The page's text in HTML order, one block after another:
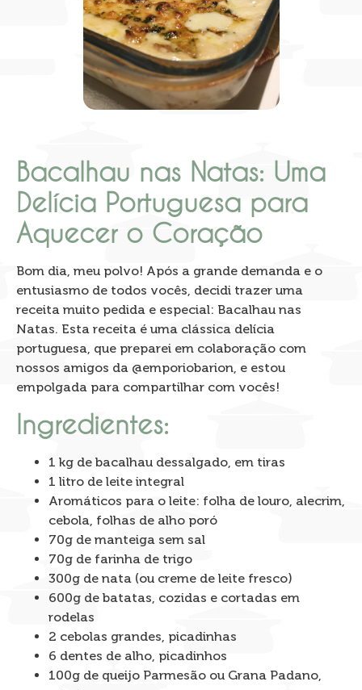
Bacalhau nas Natas: Uma
Delícia Portuguesa para
Aquecer o Coração
Bom dia, meu polvo! Após a grande demanda e o
entusiasmo de todos vocês, decidi trazer uma
receita muito pedida e especial: Bacalhau nas
Natas. Esta receita é uma clássica delícia
portuguesa, que preparei em colaboração com
nossos amigos da @emporiobarion, e estou
empolgada para compartilhar com vocês!
Ingredientes:
1 kg de bacalhau dessalgado, em tiras
1 litro de leite integral
Aromáticos para o leite: folha de louro, alecrim,
cebola, folhas de alho poró
70g de manteiga sem sal
70g de farinha de trigo
300g de nata (ou creme de leite fresco)
600g de batatas, cozidas e cortadas em
rodelas
2 cebolas grandes, picadinhas
6 dentes de alho, picadinhos
100g de queijo Parmesão ou Grana Padano,